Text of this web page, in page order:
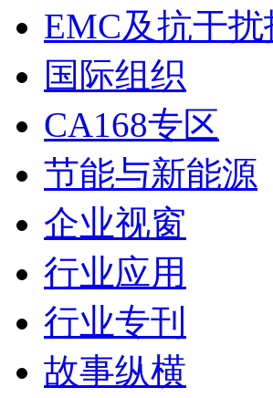
EMC及抗干扰
国际组织
CA168专区
节能与新能源
企业视窗
行业应用
行业专刊
故事纵横